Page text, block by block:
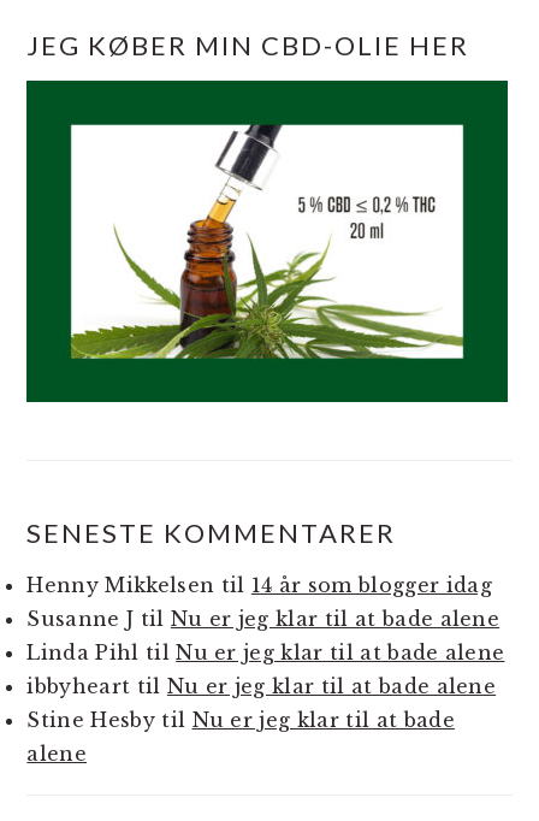
JEG KØBER MIN CBD-OLIE HER
SENESTE KOMMENTARER
Henny Mikkelsen til 14 år som blogger idag
Susanne J til Nu er jeg klar til at bade alene
Linda Pihl tilNu er jeg klar til at bade alene
ibbyheart til Nu er jeg klar til at bade alene
Stine Hesbytil Nu er jeg klar til at bade
alene